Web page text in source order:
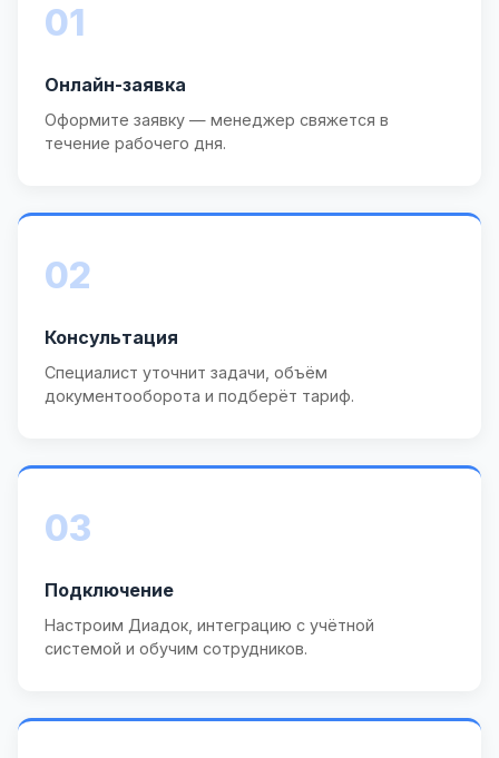
01
Онлайн-заявка
Оформите заявку — менеджер свяжется в
течение рабочего дня.
02
Консультация
Специалист уточнит задачи, объём
документооборота и подберёт тариф.
03
Подключение
Настроим Диадок, интеграцию с учётной
системой и обучим сотрудников.